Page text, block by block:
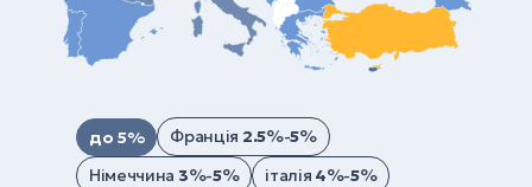
до 5% Франція 2.5%-5%
Німеччина 3%-5% італія 4%-5%